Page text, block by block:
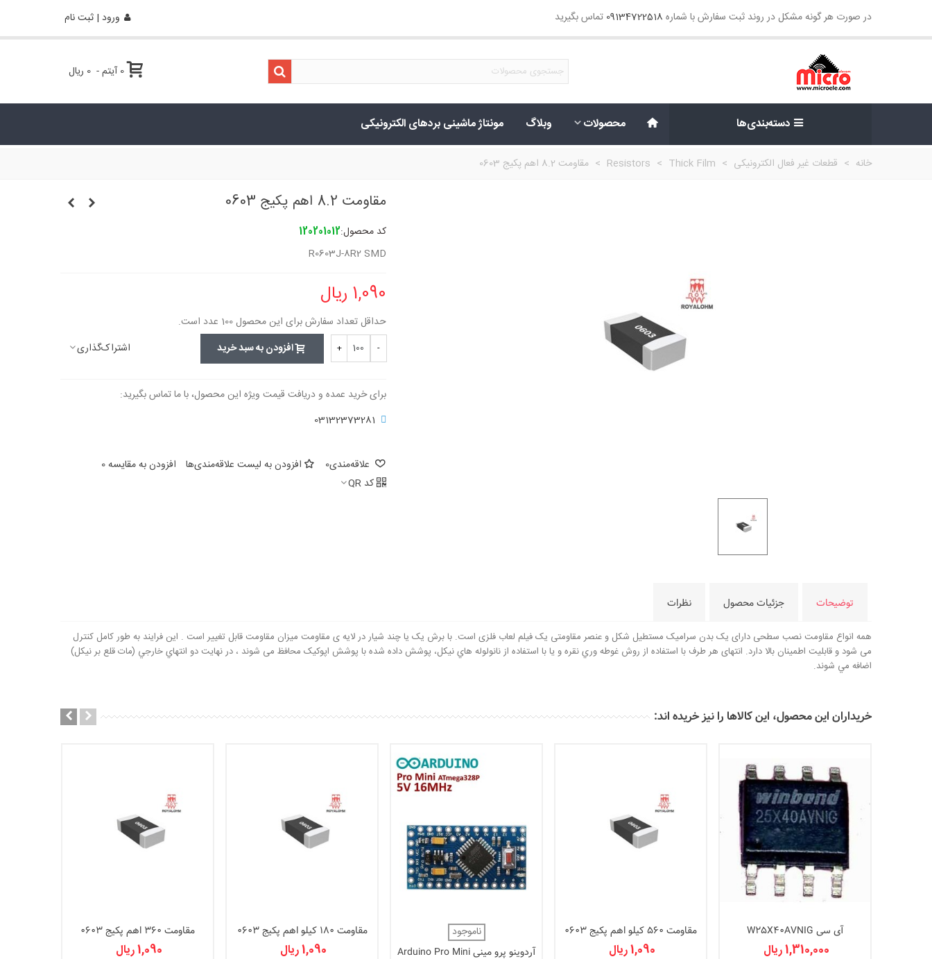
در صورت هر گونه مشکل در روند ثبت سفارش با شماره 09134722518 تماس بگیرید ورود | ثبت نام
0 آیتم- 0 ریال
دسته‌بندی‌ها محصولات وبلاگ مونتاژ ماشینی بردهای الکترونیکی
خانه > قطعات غیر فعال الکترونیکی >
Resistors > Thick Film
> مقاومت 8.2 اهم پکیج 0603
مقاومت 8.2 اهم پکیج 0603
کد محصول:120201012
R0603J-8R2 SMD
1,090 ریال
حداقل تعداد سفارش برای این محصول 100 عدد است.
-
+ افزودن به سبد خرید اشتراک‌گذاری
برای خرید عمده و دریافت قیمت ویژه این محصول، با ما تماس بگیرید:
03132373281
علاقه‌مندی0 افزودن به لیست علاقه‌مندی‌ها افزودن به مقایسه0
کد QR
توضیحات جزئیات محصول نظرات
همه انواع مقاومت نصب سطحی دارای یک بدن سرامیک مستطیل شکل و عنصر مقاومتی یک فیلم لعاب فلزی است. با برش یک یا چند شیار در لایه ی مقاومت میزان مقاومت قابل تغییر است . این فرایند به طور کامل کنترل
می شود و قابلیت اطمینان بالا دارد. انتهای هر طرف با استفاده از روش غوطه وري نقره و يا با استفاده از نانولوله هاي نيکل، پوشش داده شده با پوشش اپوکيک محافظ می شوند ، در نهايت دو انتهاي خارجي (مات قلع بر نيکل)
اضافه مي شوند.
خریداران این محصول، این کالاها را نیز خریده اند:
آی سی W25X40AVNIG
1,310,000 ریال
مقاومت 560 کیلو اهم پکیج 0603
1,090 ریال
ناموجود
آردوینو پرو مینی Arduino Pro Mini
مقاومت 180 کیلو اهم پکیج 0603
1,090 ریال
مقاومت 360 اهم پکیج 0603
1,090 ریال